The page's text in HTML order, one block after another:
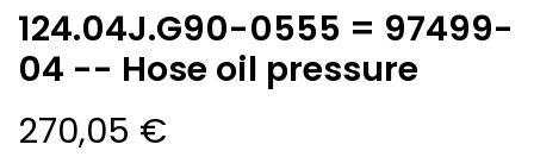
124.04J.G90-0555 = 97499-
04 -- Hose oil pressure
270,05 €